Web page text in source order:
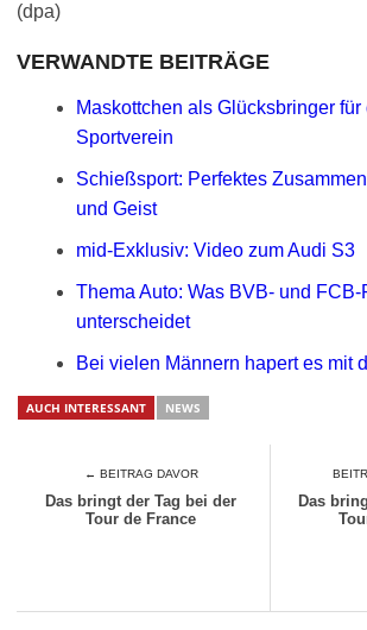
(dpa)
VERWANDTE BEITRÄGE
Maskottchen als Glücksbringer
Sportverein
Schießsport: Perfektes
und Geist
mid-Exklusiv: Video zum Audi S3
Thema Auto: Was BVB- und FCB-
unterscheidet
Bei vielen Männern hapert es mit
AUCH INTERESSANT NEWS
← BEITRAG DAVOR
Das bringt der Tag bei der
Tour de France
Das